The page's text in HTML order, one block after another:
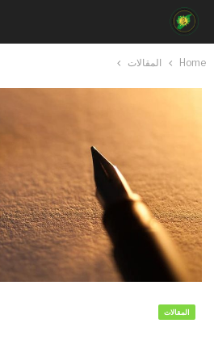
Home المقالات
المقالات